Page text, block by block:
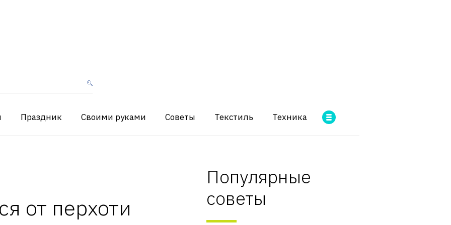
Праздник Своими руками Советы Текстиль Техника
от перхоти
Популярные
советы